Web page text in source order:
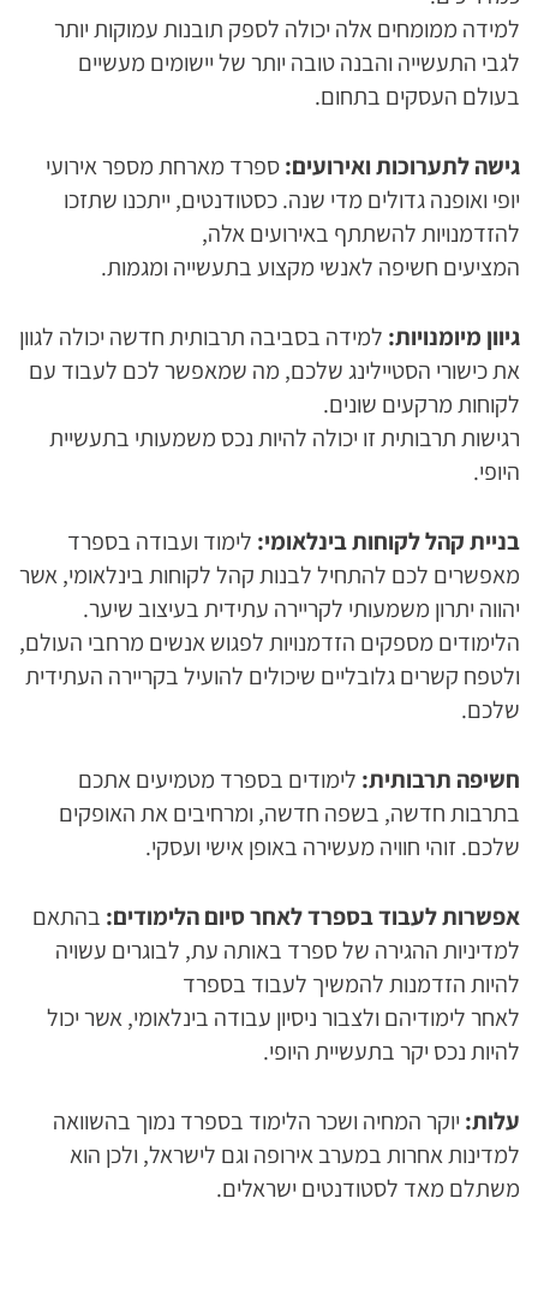
למידה ממומחים אלה יכולה לספק תובנות עמוקות יותר
לגבי התעשייה והבנה טובה יותר של יישומים מעשיים
בעולם העסקים בתחום.
גישה לתערוכות ואירועים:ספרד מארחת מספר אירועי
יופי ואופנה גדולים מדי שנה. כסטודנטים, ייתכנו שתזכו
להזדמנויות להשתתף באירועים אלה,
המציעים חשיפה לאנשי מקצוע בתעשייה ומגמות.
גיוון מיומנויות: למידה בסביבה תרבותית חדשה יכולה לגוון
את כישורי הסטיילינג שלכם, מה שמאפשר לכם לעבוד עם
לקוחות מרקעים שונים.
רגישות תרבותית זו יכולה להיות נכס משמעותי בתעשיית
היופי.
בניית קהל לקוחות בינלאומי: לימוד ועבודה בספרד
מאפשרים לכם להתחיל לבנות קהל לקוחות בינלאומי, אשר
יהווה יתרון משמעותי לקריירה עתידית בעיצוב שיער.
הלימודים מספקים הזדמנויות לפגוש אנשים מרחבי העולם,
ולטפח קשרים גלובליים שיכולים להועיל בקריירה העתידית
שלכם.
חשיפה תרבותית: לימודים בספרד מטמיעים אתכם
בתרבות חדשה, בשפה חדשה, ומרחיבים את האופקים
שלכם. זוהי חוויה מעשירה באופן אישי ועסקי.
אפשרות לעבוד בספרד לאחר סיום הלימודים: בהתאם
למדיניות ההגירה של ספרד באותה עת, לבוגרים עשויה
להיות הזדמנות להמשיך לעבוד בספרד
לאחר לימודיהם ולצבור ניסיון עבודה בינלאומי, אשר יכול
להיות נכס יקר בתעשיית היופי.
עלות: יוקר המחיה ושכר הלימוד בספרד נמוך בהשוואה
למדינות אחרות במערב אירופה וגם לישראל, ולכן הוא
משתלם מאד לסטודנטים ישראלים.